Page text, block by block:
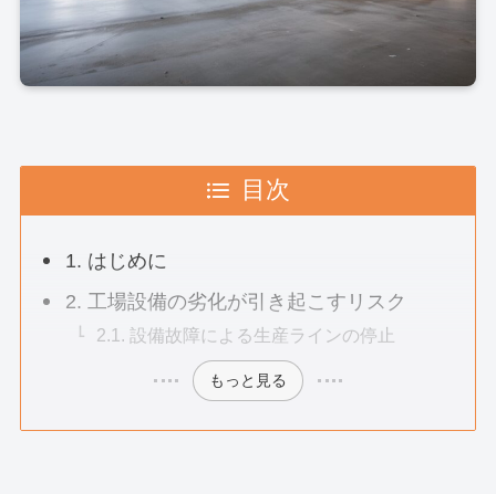
目次
1. はじめに
2. 工場設備の劣化が引き起こすリスク
2.1. 設備故障による生産ラインの停止
もっと見る